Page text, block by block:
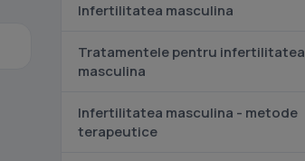
Infertilitatea masculina
Tratamentele pentru infertilitatea
masculina
Infertilitatea masculina - metode
terapeutice